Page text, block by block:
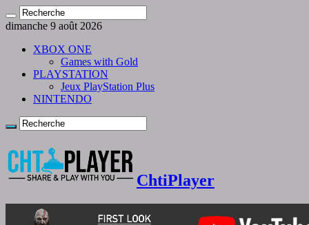
dimanche 9 août 2026
XBOX ONE
Games with Gold
PLAYSTATION
Jeux PlayStation Plus
NINTENDO
ChtiPlayer